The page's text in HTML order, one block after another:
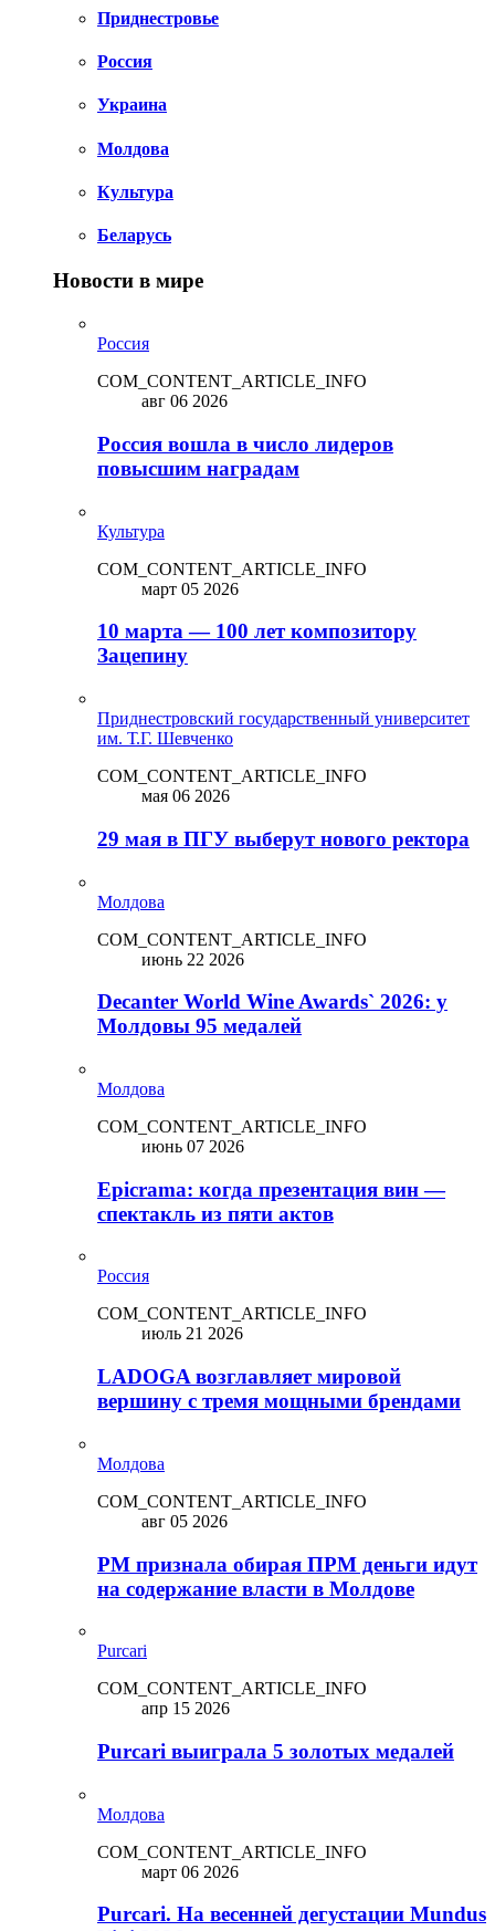
Приднестровье
Россия
Украина
Молдова
Культура
Беларусь
Новости в мире
Россия
COM_CONTENT_ARTICLE_INFO
авг 06 2026
Россия вошла в число лидеров
повысшим наградам
Культура
COM_CONTENT_ARTICLE_INFO
март 05 2026
10 марта — 100 лет композитору
Зацепину
Приднестровский государственный университет
им. Т.Г. Шевченко
COM_CONTENT_ARTICLE_INFO
мая 06 2026
29 мая в ПГУ выберут нового ректора
Молдова
COM_CONTENT_ARTICLE_INFO
июнь 22 2026
Decanter World Wine Awards` 2026: у
Молдовы 95 медалей
Молдова
COM_CONTENT_ARTICLE_INFO
июнь 07 2026
Epicrama: когда презентация вин —
спектакль из пяти актов
Россия
COM_CONTENT_ARTICLE_INFO
июль 21 2026
LADOGA возглавляет мировой
вершину с тремя мощными брендами
Молдова
COM_CONTENT_ARTICLE_INFO
авг 05 2026
PM признала обирая ПРМ деньги идут
на содержание власти в Молдове
Purcari
COM_CONTENT_ARTICLE_INFO
апр 15 2026
Purcari выиграла 5 золотых медалей
Молдова
COM_CONTENT_ARTICLE_INFO
март 06 2026
Purcari. На весенней дегустации Mundus